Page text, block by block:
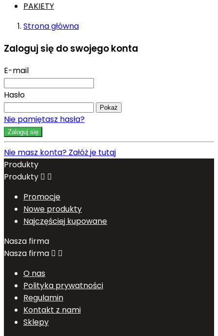
PAKIETY
Strona główna
Zaloguj się do swojego konta
E-mail
Hasło
Pokaż
Nie pamiętasz hasła?
Zaloguj się
Nie masz konta? Załóż je tutaj
Produkty
Produkty  
Promocje
Nowe produkty
Najczęściej kupowane
Nasza firma
Nasza firma  
O nas
Polityka prywatności
Regulamin
Kontakt z nami
Sklepy